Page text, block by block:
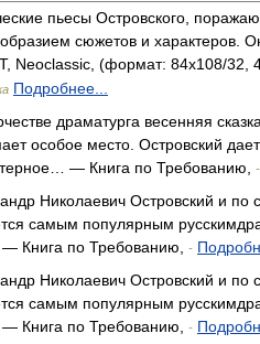
пьесы Островского,
сюжетов и характеров.
Neoclassic, (формат: 84x108/32,
Подробнее...
драматурга весенняя
особое место. Островский
— Книга по Требованию,
-
Николаевич Островский и по
самым популярным
Книга по Требованию,
-
Николаевич Островский и по
самым популярным
Книга по Требованию,
-